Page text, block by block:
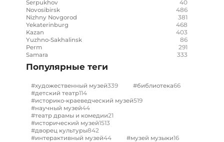
Serpukhov 40
Novosibirsk 486
Nizhny Novgorod 381
Yekaterinburg 468
Kazan 403
Yuzhno-Sakhalinsk 86
Perm 291
Samara 333
Популярные теги
#художественный музей339 #библиотека66
#детский театр114
#историко-краеведческий музей519
#научный музей44
#театр драмы и комедии21
#исторический музей1513
#дворец культуры842
#интерактивный музей44 #музей музыки16